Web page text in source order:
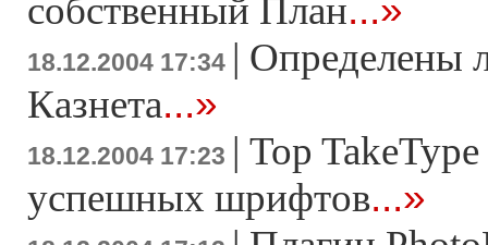
собственный План...»
18.12.2004 17:34 | Определены
Казнета...»
18.12.2004 17:23 | Top
успешных шрифтов...»